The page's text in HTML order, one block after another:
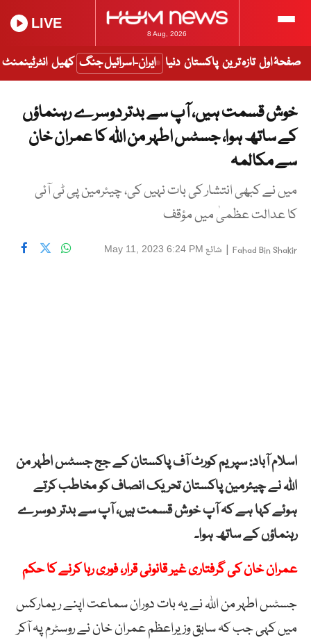
8 Aug, 2026
LIVE
صفحۂ اول تازہ ترین پاکستان دنیا ایران-اسرائیل جنگ کھیل انٹرٹینمنٹ
خوش قسمت ہیں، آپ سے بدتر دوسرے رہنماؤں
کے ساتھ ہوا، جسٹس اطہر من اللہ کا عمران خان
سے مکالمہ
میں نے کبھی انتشار کی بات نہیں کی، چیئرمین پی ٹی آئی
کا عدالت عظمیٰ میں مؤقف
Fahad Bin Shakir
| شائع May 11, 2023 6:24 PM
اسلام آباد: سپریم کورٹ آف پاکستان کے جج جسٹس اطہر من
اللہ نے چیئرمین پاکستان تحریک انصاف کو مخاطب کرتے
ہوئے کہا ہے کہ آپ خوش قسمت ہیں، آپ سے بدتر دوسرے
رہنماؤں کے ساتھ ہوا۔
عمران خان کی گرفتاری غیر قانونی قرار، فوری رہا کرنے کا حکم
جسٹس اطہر من اللہ نے یہ بات دوران سماعت اپنے ریمارکس
میں کہی جب کہ سابق وزیراعظم عمران خان نے روسٹرم پہ آکر